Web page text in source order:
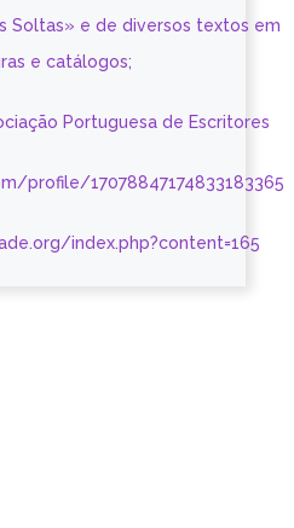
Soltas» e de diversos textos em
e catálogos;
Portuguesa de Escritores
profile/17078847174833183365
index.php?content=165